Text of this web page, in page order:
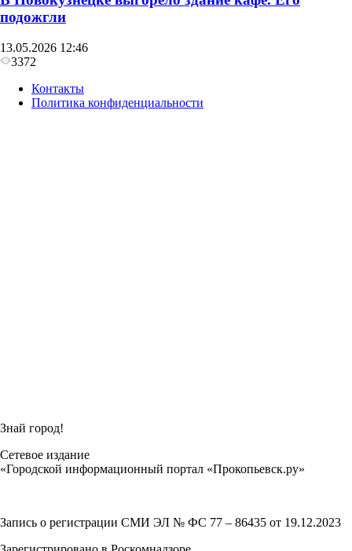
подожгли
13.05.2026 12:46
3372
Контакты
Политика конфиденциальности
Знай город!
Сетевое издание
«Городской информационный портал «Прокопьевск.ру»
Запись о регистрации СМИ ЭЛ № ФС 77 – 86435 от 19.12.2023